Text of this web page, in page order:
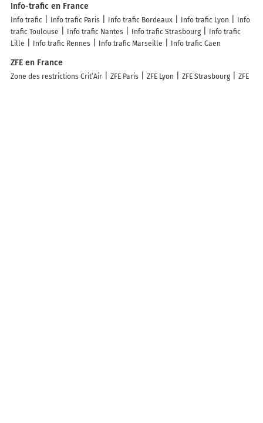
Info-trafic en France
Info trafic Info trafic Paris Info trafic Bordeaux Info trafic Lyon
Info
trafic Toulouse
Info trafic Nantes Info trafic Strasbourg
Info trafic
Lille
Info trafic Rennes Info trafic Marseille Info trafic Caen
ZFE en France
Zone des restrictions Crit’Air ZFE Paris ZFE Lyon ZFE Strasbourg
ZFE